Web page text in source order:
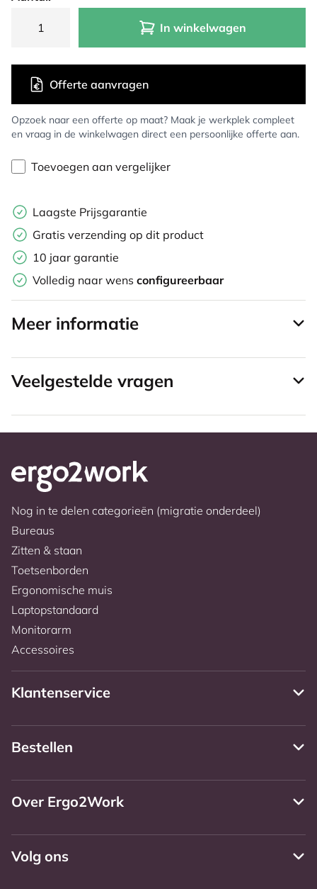
In winkelwagen
Opzoek naar een offerte op maat? Maak je werkplek compleet
en vraag in de winkelwagen direct een persoonlijke offerte aan.
Offerte aanvragen
Toevoegen aan vergelijker
Laagste Prijsgarantie
Gratis verzending op dit product
10 jaar garantie
Volledig naar wens configureerbaar
Meer informatie
Veelgestelde vragen
Nog in te delen categorieën (migratie onderdeel)
Bureaus
Zitten & staan
Toetsenborden
Ergonomische muis
Laptopstandaard
Monitorarm
Accessoires
Klantenservice
Bestellen
Over Ergo2Work
Volg ons